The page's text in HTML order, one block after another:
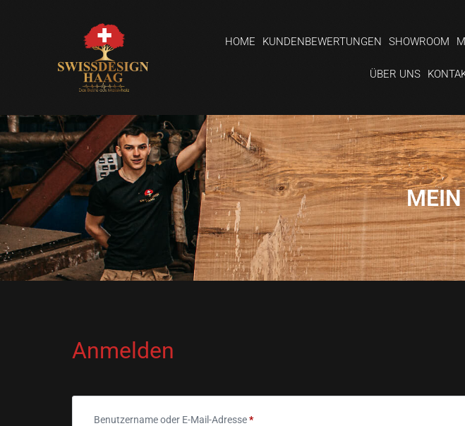
HOME KUNDENBEWERTUNGEN SHOWROOM
ÜBER UNS
Anmelden
Benutzername oder E-Mail-Adresse*